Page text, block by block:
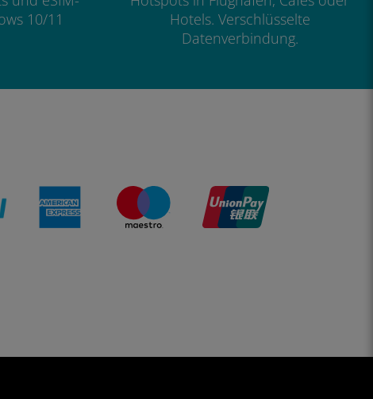
10/11
Hotels. Verschlüsselte
Datenverbindung.